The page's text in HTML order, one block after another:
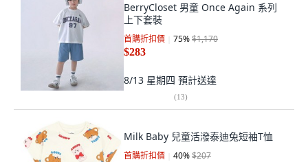
BerryCloset 男童 Once Again 系列
上下套裝
首購折扣價 75%$1,170
$283
8/13 星期四 預計送達
(13)
Milk Baby 兒童活潑泰迪兔短袖T恤
首購折扣價 40%$207